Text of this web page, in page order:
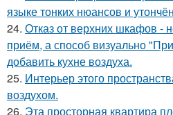
языке тонких нюансов и
24. Отказ от верхних шкафов -
приём, а способ визуально
добавить кухне воздуха.
25. Интерьер этого
воздухом.
26. Эта просторная квартира